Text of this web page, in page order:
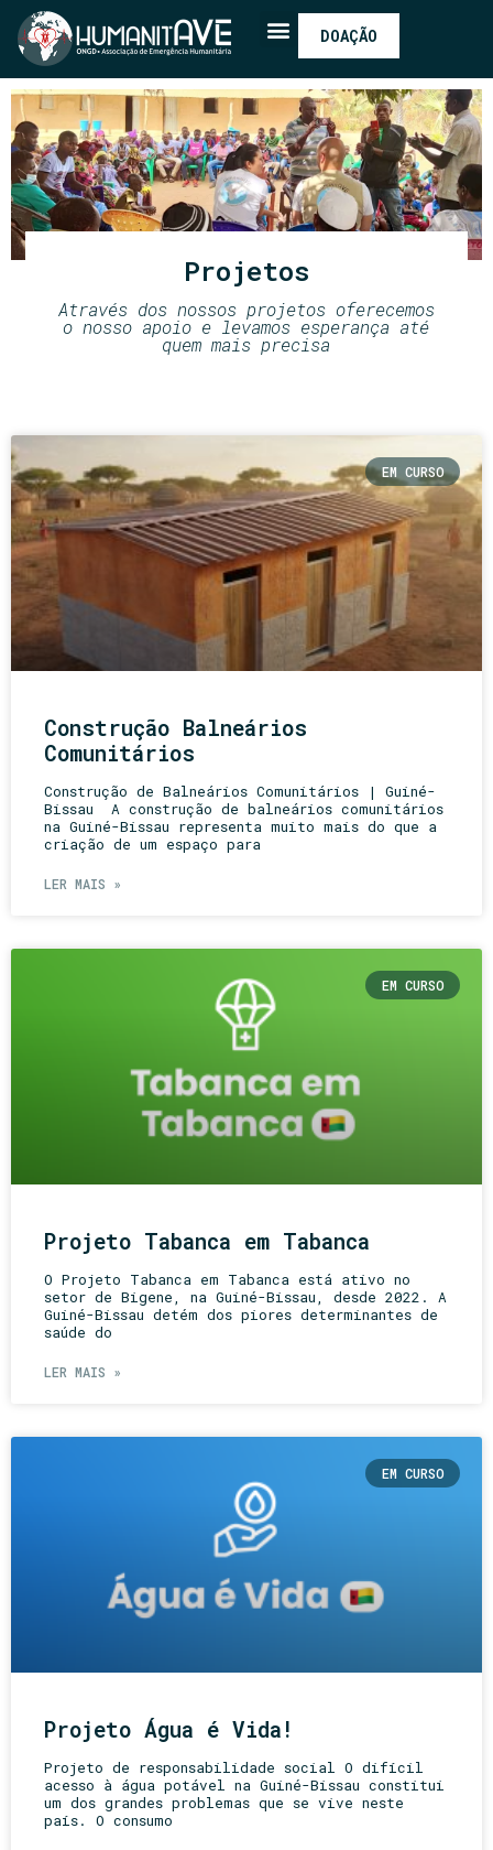
DOAÇÃO
Projetos
Através dos nossos projetos oferecemos
o nosso apoio e levamos esperança até
quem mais precisa
EM CURSO
Construção Balneários
Comunitários
Construção de Balneários Comunitários | Guiné-
Bissau A construção de balneários comunitários
na Guiné-Bissau representa muito mais do que a
criação de um espaço para
LER MAIS »
EM CURSO
Projeto Tabanca em Tabanca
O Projeto Tabanca em Tabanca está ativo no
setor de Bigene, na Guiné-Bissau, desde 2022. A
Guiné-Bissau detém dos piores determinantes de
saúde do
LER MAIS »
EM CURSO
Projeto Água é Vida!
Projeto de responsabilidade social O difícil
acesso à água potável na Guiné-Bissau constitui
um dos grandes problemas que se vive neste
país. O consumo